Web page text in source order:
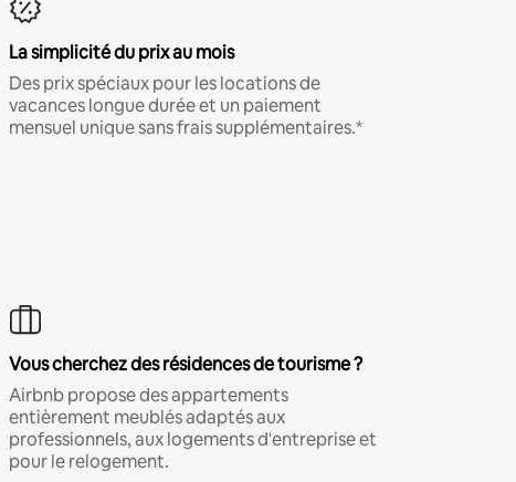
La simplicité du prix au mois
Des prix spéciaux pour les locations de
vacances longue durée et un paiement
mensuel unique sans frais supplémentaires.*
Vous cherchez des résidences de tourisme ?
Airbnb propose des appartements
entièrement meublés adaptés aux
professionnels, aux logements d'entreprise et
pour le relogement.